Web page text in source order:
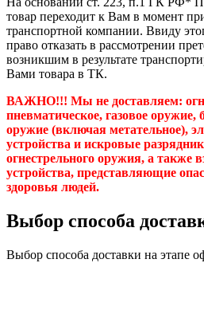
товар переходит к Вам в момент
транспортной компании. Ввиду
право отказать в рассмотрении
возникшим в результате
Вами товара в ТК.
ВАЖНО!!! Мы не доставляем:
пневматическое, газовое оружие,
оружие (включая метательное),
устройства и искровые
огнестрельного оружия, а также
устройства, представляющие
здоровья людей.
Выбор способа
Выбор способа доставки на этапе